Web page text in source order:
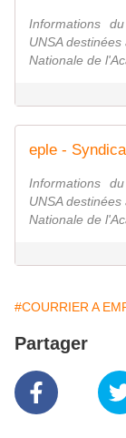
Informations
UNSA
Nationale de
eple -
Informations
UNSA
Nationale de
#COURRIER A
Partager